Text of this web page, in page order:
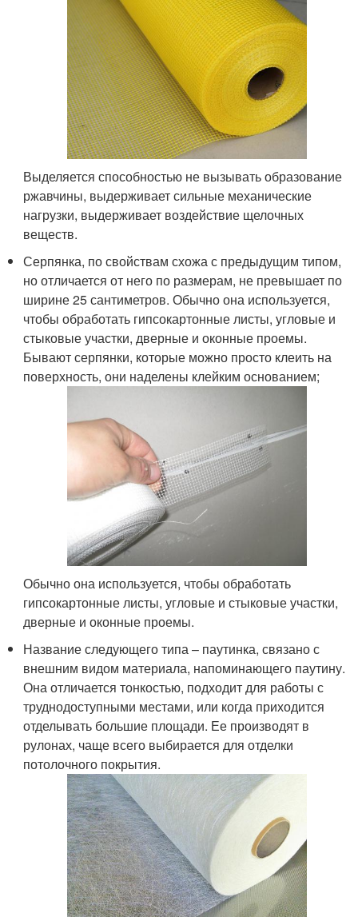
Выделяется способностью не вызывать образование
ржавчины, выдерживает сильные механические
нагрузки, выдерживает воздействие щелочных
веществ.
Серпянка, по свойствам схожа с предыдущим типом,
но отличается от него по размерам, не превышает по
ширине 25 сантиметров. Обычно она используется,
чтобы обработать гипсокартонные листы, угловые и
стыковые участки, дверные и оконные проемы.
Бывают серпянки, которые можно просто клеить на
поверхность, они наделены клейким основанием;
Обычно она используется, чтобы обработать
гипсокартонные листы, угловые и стыковые участки,
дверные и оконные проемы.
Название следующего типа – паутинка, связано с
внешним видом материала, напоминающего паутину.
Она отличается тонкостью, подходит для работы с
труднодоступными местами, или когда приходится
отделывать большие площади. Ее производят в
рулонах, чаще всего выбирается для отделки
потолочного покрытия.